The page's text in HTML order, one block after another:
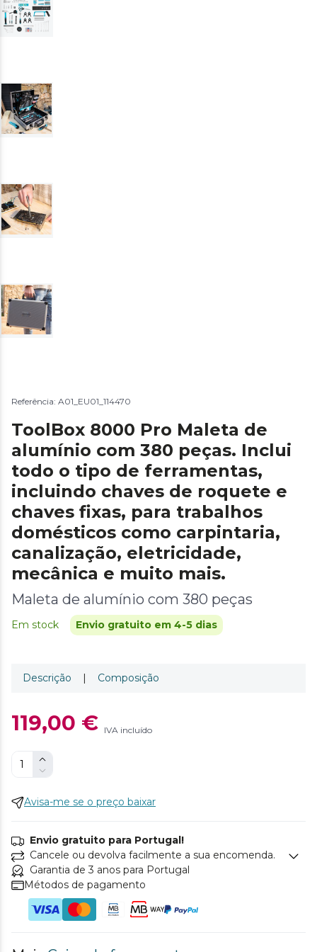
Referência: A01_EU01_114470
ToolBox 8000 Pro Maleta de
alumínio com 380 peças. Inclui
todo o tipo de ferramentas,
incluindo chaves de roquete e
chaves fixas, para trabalhos
domésticos como carpintaria,
canalização, eletricidade,
mecânica e muito mais.
Maleta de alumínio com 380 peças
Em stock Envio gratuito em 4-5 dias
Descrição | Composição
119,00 € IVA incluído
Avisa-me se o preço baixar
Envio gratuito para Portugal!
Cancele ou devolva facilmente a sua encomenda.
Garantia de 3 anos para Portugal
Métodos de pagamento